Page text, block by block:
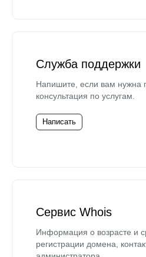
Служба поддержки
Напишите, если вам нужна
консультация по услугам.
Написать
Сервис Whois
Информация о возрасте и
регистрации домена,